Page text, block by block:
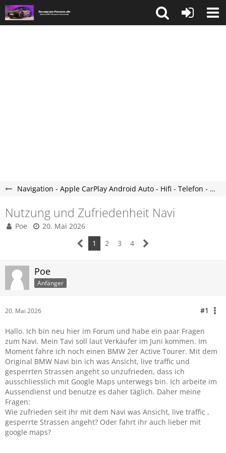
Navigation - Apple CarPlay Android Auto - Hifi - Telefon - Tavascan Forum
Nutzung und Zufriedenheit Navi
Poe
20. Mai 2026
1
2 3 4
Poe
Anfänger
20. Mai 2026 #1
Hallo. Ich bin neu hier im Forum und habe ein paar Fragen
zum Navi. Mein Tavi soll laut Verkäufer im Juni kommen. Im
Moment fahre ich noch einen BMW 2er Active Tourer. Mit dem
Original BMW Navi bin ich was Ansicht, live traffic und
gesperrten Strassen angeht so unzufrieden, dass ich
ausschliesslich mit Google Maps unterwegs bin. Ich arbeite im
Aussendienst und benutze es daher täglich. Daher meine
Fragen:
Wie zufrieden seit ihr mit dem Navi was Ansicht, live traffic ,
gesperrte Strassen angeht? Oder fahrt ihr auch lieber mit
google maps?